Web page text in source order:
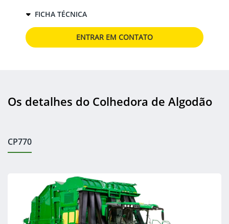
FICHA TÉCNICA
ENTRAR EM CONTATO
Os detalhes do Colhedora de Algodão
CP770